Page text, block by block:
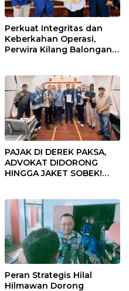
Perkuat Integritas dan
Keberkahan Operasi,
Perwira Kilang Balongan
PAJAK DI DEREK PAKSA,
ADVOKAT DIDORONG
HINGGA JAKET SOBEK!
Pekanbaru!
Peran Strategis Hilal
Hilmawan Dorong